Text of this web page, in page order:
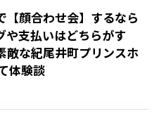
【顔合わせ会】するなら
や支払いはどちらがす
敵な紀尾井町プリンスホ
体験談